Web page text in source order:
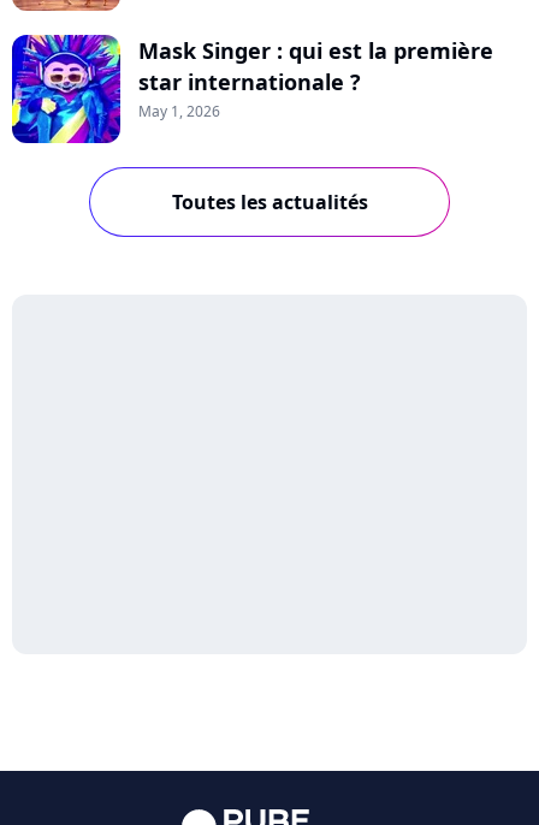
Mask Singer : qui est la première
star internationale ?
May 1, 2026
Toutes les actualités